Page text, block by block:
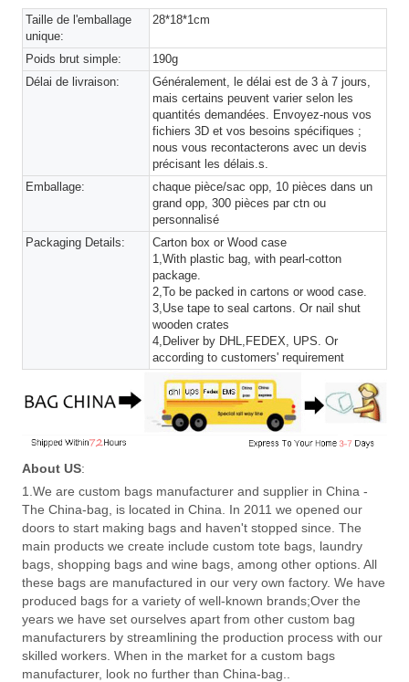
Taille de l'emballage
unique:
28*18*1cm
Poids brut simple:
190g
Délai de livraison:
Généralement, le délai est de 3 à 7 jours,
mais certains peuvent varier selon les
quantités demandées. Envoyez-nous vos
fichiers 3D et vos besoins spécifiques ;
nous vous recontacterons avec un devis
précisant les délais.s.
Emballage:
chaque pièce/sac opp, 10 pièces dans un
grand opp, 300 pièces par ctn ou
personnalisé
Packaging Details:
Carton box or Wood case
1,With plastic bag, with pearl-cotton
package.
2,To be packed in cartons or wood case.
3,Use tape to seal cartons. Or nail shut
wooden crates
4,Deliver by DHL,FEDEX, UPS. Or
according to customers' requirement
About US:
1.We are custom bags manufacturer and supplier in China -
The China-bag, is located in China. In 2011 we opened our
doors to start making bags and haven't stopped since. The
main products we create include custom tote bags, laundry
bags, shopping bags and wine bags, among other options. All
these bags are manufactured in our very own factory. We have
produced bags for a variety of well-known brands;Over the
years we have set ourselves apart from other custom bag
manufacturers by streamlining the production process with our
skilled workers. When in the market for a custom bags
manufacturer, look no further than China-bag..